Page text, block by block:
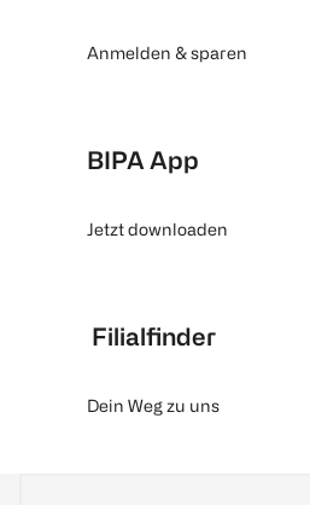
Anmelden & sparen
BIPA App
Jetzt downloaden
Filialfinder
Dein Weg zu uns